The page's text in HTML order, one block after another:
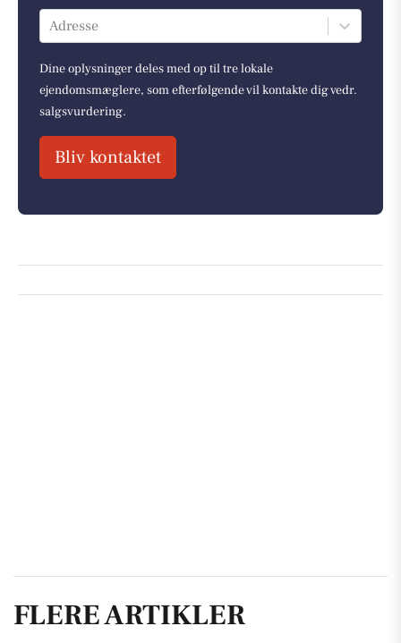
Adresse
Dine oplysninger deles med op til tre lokale
ejendomsmæglere, som efterfølgende vil kontakte dig vedr.
salgsvurdering.
Bliv kontaktet
FLERE ARTIKLER